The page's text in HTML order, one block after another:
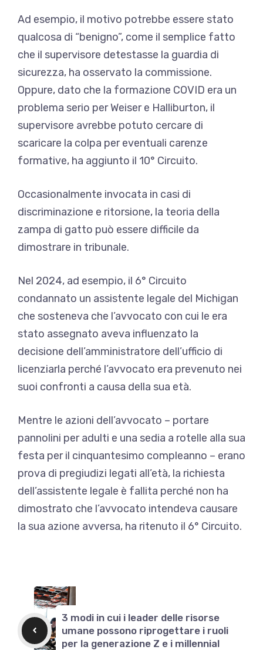
Ad esempio, il motivo potrebbe essere stato
qualcosa di “benigno”, come il semplice fatto
che il supervisore detestasse la guardia di
sicurezza, ha osservato la commissione.
Oppure, dato che la formazione COVID era un
problema serio per Weiser e Halliburton, il
supervisore avrebbe potuto cercare di
scaricare la colpa per eventuali carenze
formative, ha aggiunto il 10° Circuito.
Occasionalmente invocata in casi di
discriminazione e ritorsione, la teoria della
zampa di gatto può essere difficile da
dimostrare in tribunale.
Nel 2024, ad esempio, il 6° Circuito
condannato un assistente legale del Michigan
che sosteneva che l’avvocato con cui le era
stato assegnato aveva influenzato la
decisione dell’amministratore dell’ufficio di
licenziarla perché l’avvocato era prevenuto nei
suoi confronti a causa della sua età.
Mentre le azioni dell’avvocato – portare
pannolini per adulti e una sedia a rotelle alla sua
festa per il cinquantesimo compleanno – erano
prova di pregiudizi legati all’età, la richiesta
dell’assistente legale è fallita perché non ha
dimostrato che l’avvocato intendeva causare
la sua azione avversa, ha ritenuto il 6° Circuito.
3 modi in cui i leader delle risorse
umane possono riprogettare i ruoli
per la generazione Z e i millennial